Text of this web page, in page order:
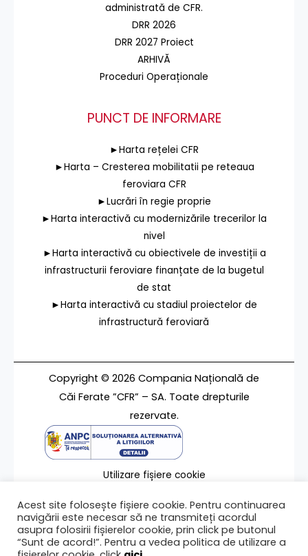
administrată de CFR.
DRR 2026
DRR 2027 Proiect
ARHIVĂ
Proceduri Operaționale
PUNCT DE INFORMARE
►Harta rețelei CFR
►Harta – Cresterea mobilitatii pe reteaua
feroviara CFR
►Lucrări în regie proprie
►Harta interactivă cu modernizările trecerilor la
nivel
►Harta interactivă cu obiectivele de investiții a
infrastructurii feroviare finanțate de la bugetul
de stat
►Harta interactivă cu stadiul proiectelor de
infrastructură feroviară
Copyright © 2026 Compania Națională de
Căi Ferate ”CFR” – SA. Toate drepturile
rezervate.
Utilizare fișiere cookie
Contact
Acest site folosește fișiere cookie. Pentru continuarea
navigării este necesar să ne transmiteți acordul
asupra folosirii fișierelor cookie, prin click pe butonul
“Sunt de acord!”. Pentru a vedea politica de utilizare a